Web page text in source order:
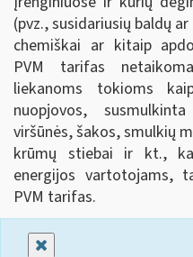
(pvz., susidariusių baldų
chemiškai ar kitaip
PVM tarifas
liekanoms tokioms
nuopjovos,
viršūnės, šakos, smulkių
krūmų stiebai ir kt.,
energijos vartotojams,
PVM tarifas.